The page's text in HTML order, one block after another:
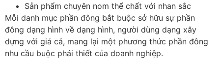
Sản phẩm chuyên nom thể chất với nhan sắc
Mỗi danh mục phần đông bắt buộc sở hữu sự phần
đông dạng hình về dạng hình, người dùng dạng xây
dựng với giá cả, mang lại một phương thức phần đông
nhu cầu buộc phải thiết của doanh nghiệp.